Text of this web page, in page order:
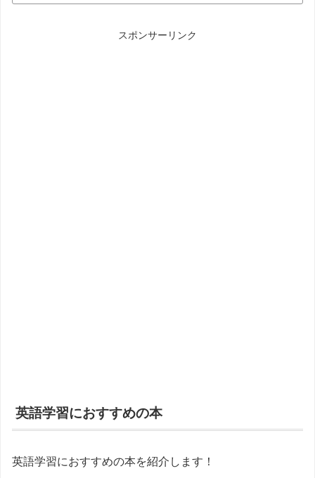
スポンサーリンク
英語学習におすすめの本
英語学習におすすめの本を紹介します！